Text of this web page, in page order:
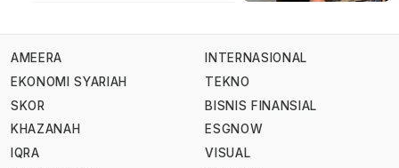
AMEERA
EKONOMI SYARIAH
SKOR
KHAZANAH
IQRA
INTERNASIONAL
TEKNO
BISNIS FINANSIAL
ESGNOW
VISUAL